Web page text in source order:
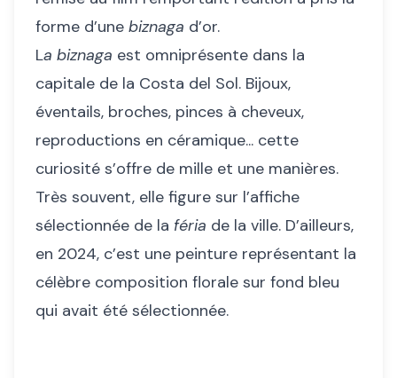
forme d’une biznaga d’or.
La biznaga est omniprésente dans la
capitale de la Costa del Sol. Bijoux,
éventails, broches, pinces à cheveux,
reproductions en céramique... cette
curiosité s’offre de mille et une manières.
Très souvent, elle figure sur l’affiche
sélectionnée de la féria de la ville. D’ailleurs,
en 2024, c’est une peinture représentant la
célèbre composition florale sur fond bleu
qui avait été sélectionnée.